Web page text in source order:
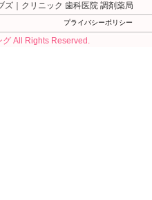
ズ｜クリニック 歯科医院 調剤薬局
プライバシーポリシー
All Rights Reserved.